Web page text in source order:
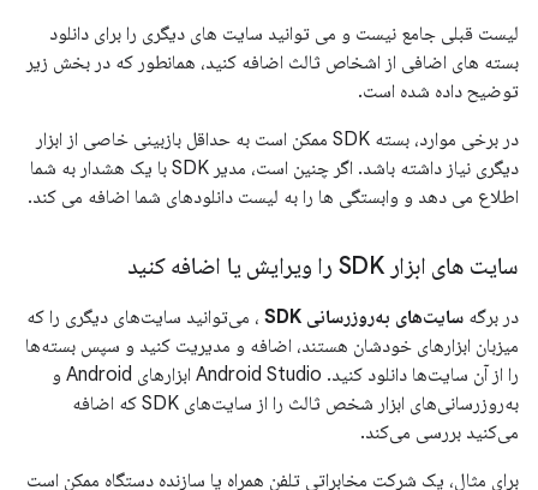
لیست قبلی جامع نیست و می توانید سایت های دیگری را برای دانلود
بسته های اضافی از اشخاص ثالث اضافه کنید، همانطور که در بخش زیر
توضیح داده شده است.
در برخی موارد، بسته SDK ممکن است به حداقل بازبینی خاصی از ابزار
دیگری نیاز داشته باشد. اگر چنین است، مدیر SDK با یک هشدار به شما
اطلاع می دهد و وابستگی ها را به لیست دانلودهای شما اضافه می کند.
سایت های ابزار SDK را ویرایش یا اضافه کنید
در برگه سایت‌های به‌روزرسانی SDK
، می‌توانید سایت‌های دیگری را که
میزبان ابزارهای خودشان هستند، اضافه و مدیریت کنید و سپس بسته‌ها
را از آن سایت‌ها دانلود کنید. Android Studio ابزارهای Android و
به‌روزرسانی‌های ابزار شخص ثالث را از سایت‌های SDK که اضافه
می‌کنید بررسی می‌کند.
برای مثال، یک شرکت مخابراتی تلفن همراه یا سازنده دستگاه ممکن است